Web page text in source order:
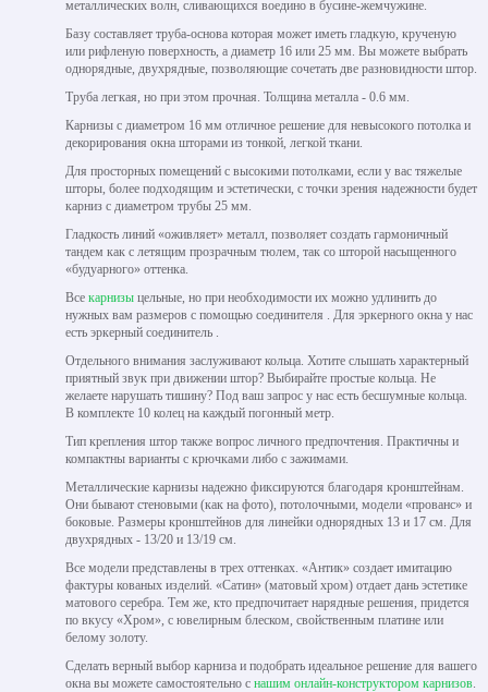
металлических волн, сливающихся воедино в бусине-жемчужине.
Базу составляет труба-основа которая может иметь гладкую, крученую
или рифленую поверхность, а диаметр 16 или 25 мм. Вы можете выбрать
однорядные, двухрядные, позволяющие сочетать две разновидности штор.
Труба легкая, но при этом прочная. Толщина металла - 0.6 мм.
Карнизы с диаметром 16 мм отличное решение для невысокого потолка и
декорирования окна шторами из тонкой, легкой ткани.
Для просторных помещений с высокими потолками, если у вас тяжелые
шторы, более подходящим и эстетически, с точки зрения надежности будет
карниз с диаметром трубы 25 мм.
Гладкость линий «оживляет» металл, позволяет создать гармоничный
тандем как с летящим прозрачным тюлем, так со шторой насыщенного
«будуарного» оттенка.
Все карнизы цельные, но при необходимости их можно удлинить до
нужных вам размеров с помощью соединителя . Для эркерного окна у нас
есть эркерный соединитель .
Отдельного внимания заслуживают кольца. Хотите слышать характерный
приятный звук при движении штор? Выбирайте простые кольца. Не
желаете нарушать тишину? Под ваш запрос у нас есть бесшумные кольца.
В комплекте 10 колец на каждый погонный метр.
Тип крепления штор также вопрос личного предпочтения. Практичны и
компактны варианты с крючками либо с зажимами.
Металлические карнизы надежно фиксируются благодаря кронштейнам.
Они бывают стеновыми (как на фото), потолочными, модели «прованс» и
боковые. Размеры кронштейнов для линейки однорядных 13 и 17 см. Для
двухрядных - 13/20 и 13/19 см.
Все модели представлены в трех оттенках. «Антик» создает имитацию
фактуры кованых изделий. «Сатин» (матовый хром) отдает дань эстетике
матового серебра. Тем же, кто предпочитает нарядные решения, придется
по вкусу «Хром», с ювелирным блеском, свойственным платине или
белому золоту.
Сделать верный выбор карниза и подобрать идеальное решение для вашего
окна вы можете самостоятельно с нашим онлайн-конструктором карнизов.